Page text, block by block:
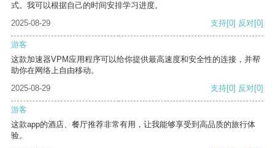
式。我可以根据自己的时间安排学习进度。
2025-08-29
支持[0] 反对[0]
游客
这款加速器VPM应用程序可以给你提供最高速度和安全性的连接，并帮
助你在网络上自由移动。
2025-08-29
支持[0] 反对[0]
游客
这款app的酒店、餐厅推荐非常有用，让我能够享受到高品质的旅行体
验。